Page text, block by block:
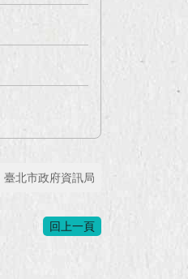
臺北市政府資訊局
回上一頁